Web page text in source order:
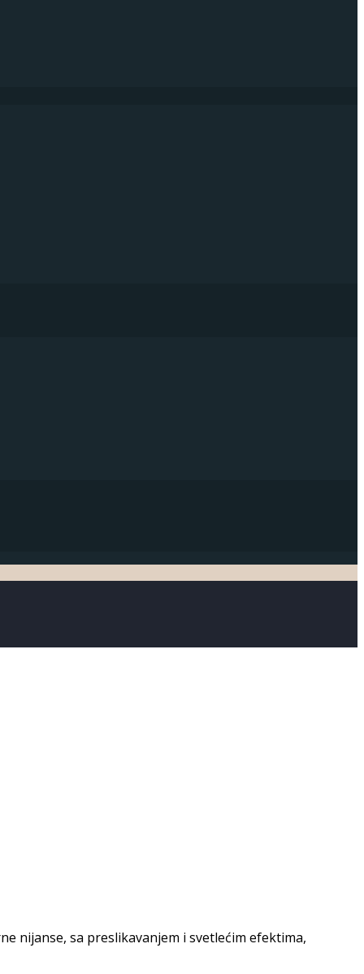
nijanse, sa preslikavanjem i svetlećim efektima,